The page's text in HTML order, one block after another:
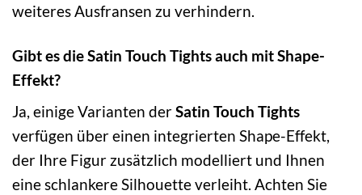
weiteres Ausfransen zu verhindern.
Gibt es die Satin Touch Tights auch mit Shape-
Effekt?
Ja, einige Varianten derSatin Touch Tights
verfügen über einen integrierten Shape-Effekt,
der Ihre Figur zusätzlich modelliert und Ihnen
eine schlankere Silhouette verleiht. Achten Sie